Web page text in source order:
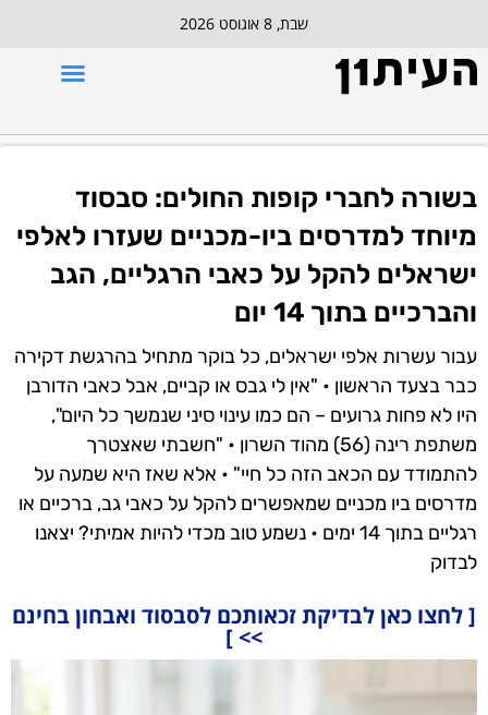
שבת, 8 אוגוסט 2026
בשורה לחברי קופות החולים: סבסוד
מיוחד למדרסים ביו-מכניים שעזרו לאלפי
ישראלים להקל על כאבי הרגליים, הגב
והברכיים בתוך 14 יום
עבור עשרות אלפי ישראלים, כל בוקר מתחיל בהרגשת דקירה
כבר בצעד הראשון • "אין לי גבס או קביים, אבל כאבי הדורבן
היו לא פחות גרועים – הם כמו עינוי סיני שנמשך כל היום",
משתפת רינה (56) מהוד השרון • "חשבתי שאצטרך
להתמודד עם הכאב הזה כל חיי" • אלא שאז היא שמעה על
מדרסים ביו מכניים שמאפשרים להקל על כאבי גב, ברכיים או
רגליים בתוך 14 ימים • נשמע טוב מכדי להיות אמיתי? יצאנו
לבדוק
[ לחצו כאן לבדיקת זכאותכם לסבסוד ואבחון בחינם
>> ]